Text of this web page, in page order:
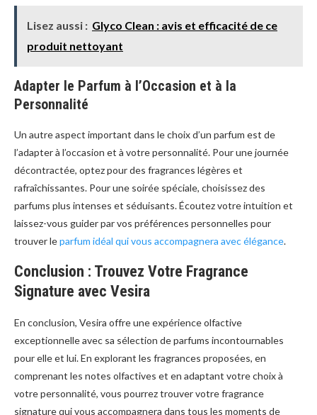
Lisez aussi : Glyco Clean : avis et efficacité de ce
produit nettoyant
Adapter le Parfum à l’Occasion et à la
Personnalité
Un autre aspect important dans le choix d’un parfum est de
l’adapter à l’occasion et à votre personnalité. Pour une journée
décontractée, optez pour des fragrances légères et
rafraîchissantes. Pour une soirée spéciale, choisissez des
parfums plus intenses et séduisants. Écoutez votre intuition et
laissez-vous guider par vos préférences personnelles pour
trouver leparfum idéal qui vous accompagnera avec élégance.
Conclusion : Trouvez Votre Fragrance
Signature avec Vesira
En conclusion, Vesira offre une expérience olfactive
exceptionnelle avec sa sélection de parfums incontournables
pour elle et lui. En explorant les fragrances proposées, en
comprenant les notes olfactives et en adaptant votre choix à
votre personnalité, vous pourrez trouver votre fragrance
signature qui vous accompagnera dans tous les moments de